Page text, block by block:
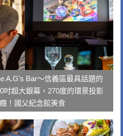
A.G’s Bar～信義區最具話題的
吋超大銀幕，270度的環景投影
！國父紀念館美食